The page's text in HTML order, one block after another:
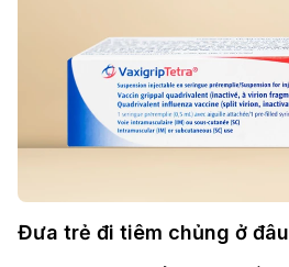
Đưa trẻ đi tiêm chủng ở